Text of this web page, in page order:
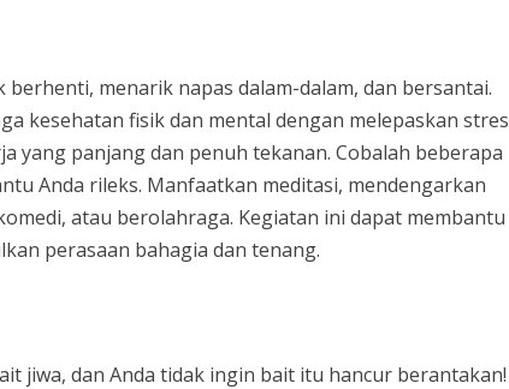
menarik napas dalam-dalam, dan bersantai.
kesehatan fisik dan mental dengan melepaskan stres
yang panjang dan penuh tekanan. Cobalah beberapa
Anda rileks. Manfaatkan meditasi, mendengarkan
atau berolahraga. Kegiatan ini dapat membantu
perasaan bahagia dan tenang.
jiwa, dan Anda tidak ingin bait itu hancur berantakan!